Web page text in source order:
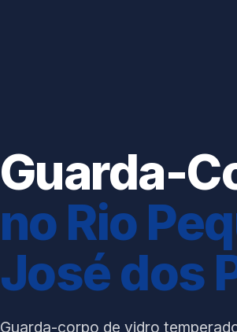
Guarda-
no Rio
José dos
Guarda-corpo de vidro